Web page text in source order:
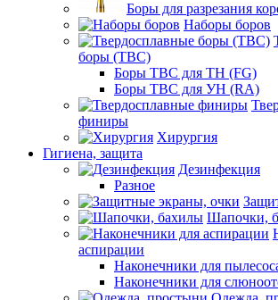
Боры для разрезания
Наборы боров
боры (ТВС)
Боры ТВС для ТН (FG)
Боры ТВС для УН (RA)
финиры
Хирургия
Гигиена, защита
Дезинфекция
Разное
Шапочки,
аспирации
Наконечники для
Наконечники для